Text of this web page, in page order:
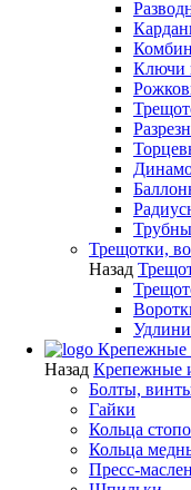
Ключи
Трещотки,
Назад
Крепежные
Назад Крепежные
Болты,
Гайки
Кольца
Кольца
Пресс-